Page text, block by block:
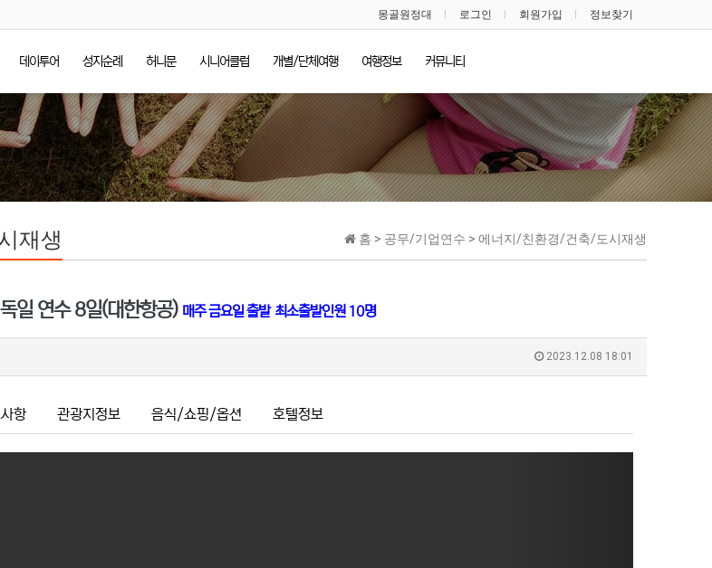
몽골원정대 로그인 회원가입 정보찾기
데이투어 성지순례 허니문 시니어클럽 개별/단체여행 여행정보 커뮤니티
홈 > 공무/기업연수 > 에너지/친환경/건축/도시재생
재생
일 연수 8일(대한항공) 매주 금요일 출발 최소출발인원 10명
2023.12.08 18:01
항 관광지정보 음식/쇼핑/옵션 호텔정보